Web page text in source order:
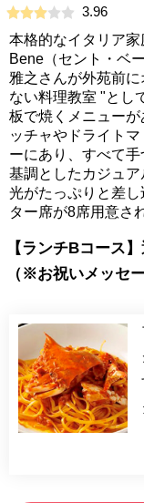
3.96
本格的なイタリア
Bene（セント・ベ
雅之さんが外苑前
ない料理教室 "とし
板で焼くメニュー
ッチャやドライト
ーにあり、すべて
基調としたカジュ
光がたっぷりと差
ター席が8席用意さ
【ランチBコース
（※お祝いメッセ